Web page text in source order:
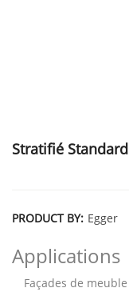
Stratifié Standard
PRODUCT BY: Egger
Applications
Façades de meuble